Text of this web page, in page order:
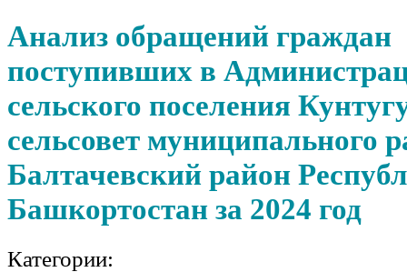
Анализ обращений граждан
поступивших в
сельского поселения
сельсовет муниципального
Балтачевский район
Башкортостан за 2024 год
Категории: